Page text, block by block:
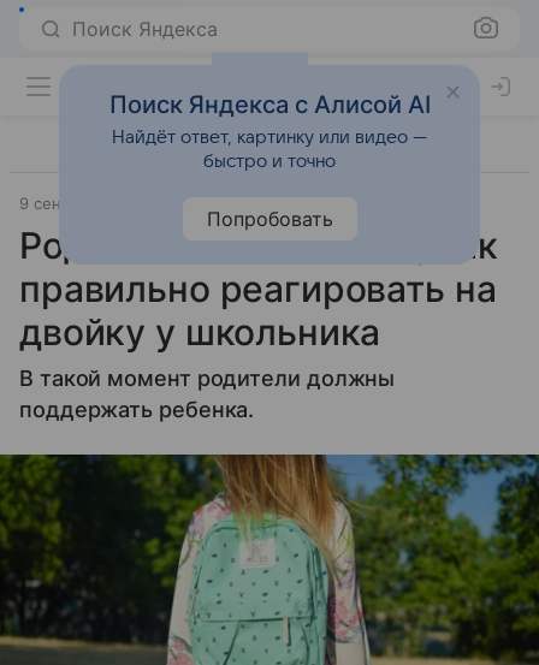
Поиск Яндекса
9 сентября 2024
Родителям объяснили, как
правильно реагировать на
двойку у школьника
В такой момент родители должны
поддержать ребенка.
Поиск Яндекса с Алисой AI
Найдёт ответ, картинку или видео —
быстро и точно
Попробовать